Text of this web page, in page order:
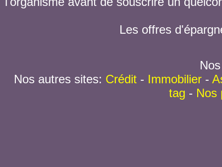
Les offres
Nos autres sites: Crédit- Immobilier-
tag - Nos